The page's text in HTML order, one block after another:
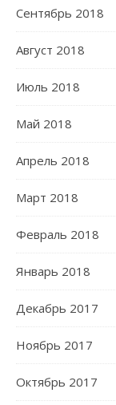
Сентябрь 2018
Август 2018
Июль 2018
Май 2018
Апрель 2018
Март 2018
Февраль 2018
Январь 2018
Декабрь 2017
Ноябрь 2017
Октябрь 2017